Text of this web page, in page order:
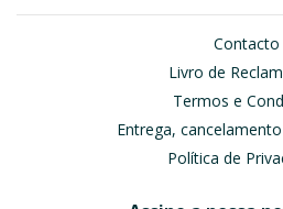
Contacto
Livro de
Termos e
Entrega,
Política de